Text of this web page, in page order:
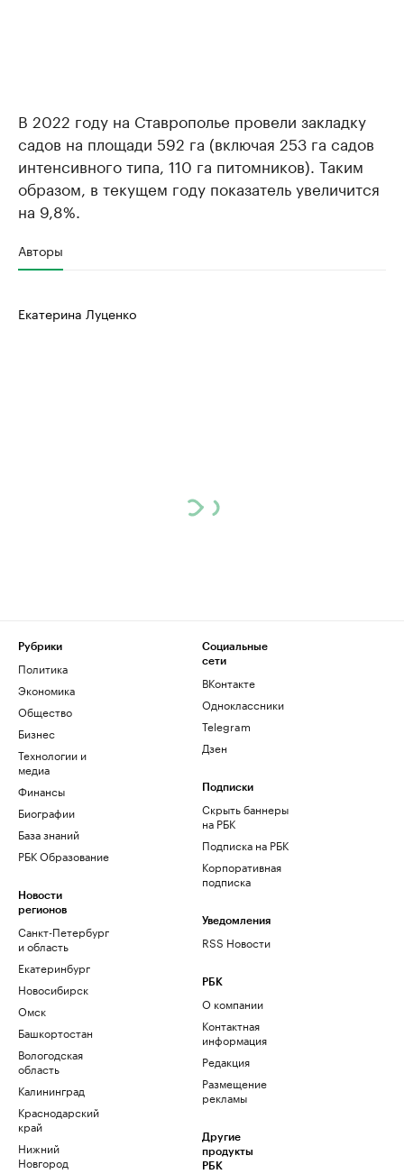
В 2022 году на Ставрополье провели закладку
садов на площади 592 га (включая 253 га садов
интенсивного типа, 110 га питомников). Таким
образом, в текущем году показатель увеличится
на 9,8%.
Авторы
Екатерина Луценко
Рубрики
Политика
Экономика
Общество
Бизнес
Технологии и
медиа
Финансы
Биографии
База знаний
РБК Образование
Новости
регионов
Санкт-Петербург
и область
Екатеринбург
Новосибирск
Омск
Башкортостан
Вологодская
область
Калининград
Краснодарский
край
Нижний
Новгород
Социальные
сети
ВКонтакте
Одноклассники
Telegram
Дзен
Подписки
Скрыть баннеры
на РБК
Подписка на РБК
Корпоративная
подписка
Уведомления
RSS Новости
РБК
О компании
Контактная
информация
Редакция
Размещение
рекламы
Другие
продукты
РБК